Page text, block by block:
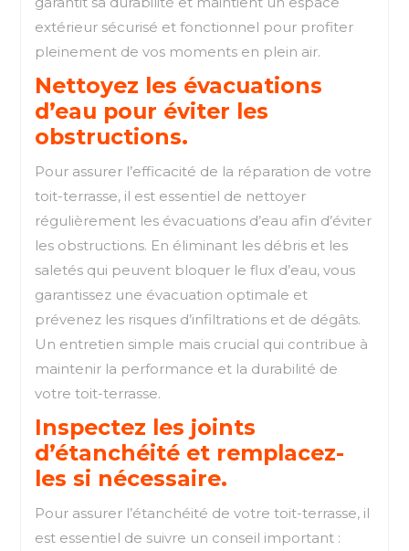
extérieur sécurisé et fonctionnel pour profiter
pleinement de vos moments en plein air.
Nettoyez les évacuations
d’eau pour éviter les
obstructions.
Pour assurer l’efficacité de la réparation de votre
toit-terrasse, il est essentiel de nettoyer
régulièrement les évacuations d’eau afin d’éviter
les obstructions. En éliminant les débris et les
saletés qui peuvent bloquer le flux d’eau, vous
garantissez une évacuation optimale et
prévenez les risques d’infiltrations et de dégâts.
Un entretien simple mais crucial qui contribue à
maintenir la performance et la durabilité de
votre toit-terrasse.
Inspectez les joints
d’étanchéité et remplacez-
les si nécessaire.
Pour assurer l’étanchéité de votre toit-terrasse, il
est essentiel de suivre un conseil important :